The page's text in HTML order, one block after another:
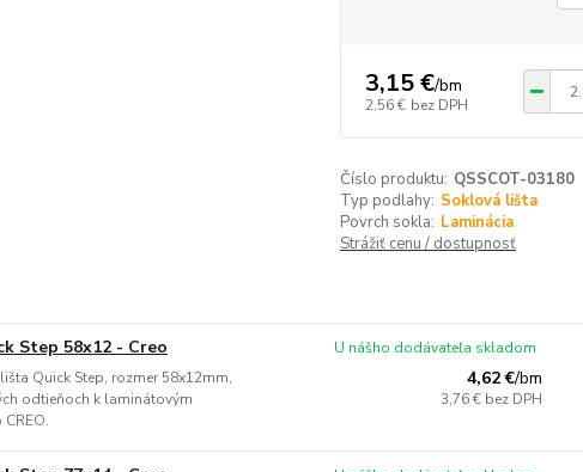
3,15 €/bm
2,56 € bez DPH
Číslo produktu: QSSCOT-03180
Typ podlahy: Soklová lišta
Povrch sokla: Laminácia
Strážiť cenu / dostupnosť
Step 58x12 - Creo
Quick Step, rozmer 58x12mm,
odtieňoch k laminátovým
4,62 €/bm
3,76 € bez DPH
U nášho dodávateľa skladom